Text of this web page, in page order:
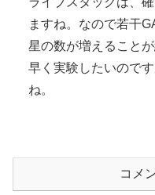
ますね。なので若干
星の数が増えることが
早く実験したいので
ね。
コメ